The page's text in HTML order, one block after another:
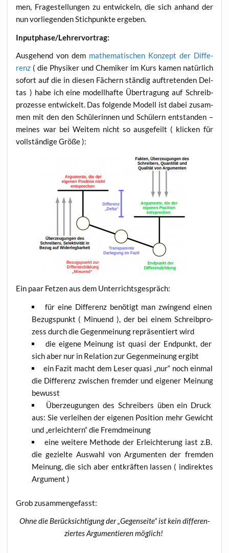
men, Fra­ge­stel­lun­gen zu ent­wi­ckeln, die sich anhand der
nun vor­lie­gen­den Stich­punk­te ergeben.
Inputphase/Lehrervortrag:
Aus­ge­hend von dem mathe­ma­ti­schen Kon­zept der Dif­fe­
renz ( die Phy­si­ker und Che­mi­ker im Kurs kamen natür­lich
sofort auf die in die­sen Fächern stän­dig auf­tre­ten­den Del­
tas ) habe ich eine modell­haf­te Über­tra­gung auf Schreib­
pro­zes­se ent­wi­ckelt. Das fol­gen­de Modell ist dabei zusam­
men mit den den Schü­le­rin­nen und Schü­lern ent­stan­den –
mei­nes war bei Wei­tem nicht so aus­ge­feilt ( kli­cken für
voll­stän­di­ge Größe ):
Ein paar Fet­zen aus dem Unterrichtsgespräch:
für eine Dif­fe­renz benö­tigt man zwin­gend einen
Bezugs­punkt ( Minu­end ), der bei einem Schreib­pro­
zess durch die Gegen­mei­nung reprä­sen­tiert wird
die eige­ne Mei­nung ist qua­si der End­punkt, der
sich aber nur in Rela­ti­on zur Gegen­mei­nung ergibt
ein Fazit macht dem Leser qua­si „nur“ noch ein­mal
die Dif­fe­renz zwi­schen frem­der und eige­ner Mei­nung
bewusst
Über­zeu­gun­gen des Schrei­bers üben ein Druck
aus: Sie ver­lei­hen der eige­nen Posi­ti­on mehr Gewicht
und „erleich­tern“ die Fremdmeinung
eine wei­te­re Metho­de der Erleich­te­rung iast z.B.
die geziel­te Aus­wahl von Argu­men­ten der frem­den
Mei­nung, die sich aber ent­kräf­ten las­sen ( indi­rek­tes
Argument )
Grob zusam­men­ge­fasst:
Ohne die Berück­sich­ti­gung der „Gegen­sei­te“ ist kein dif­fe­ren­
zier­tes Argu­men­tie­ren möglich!